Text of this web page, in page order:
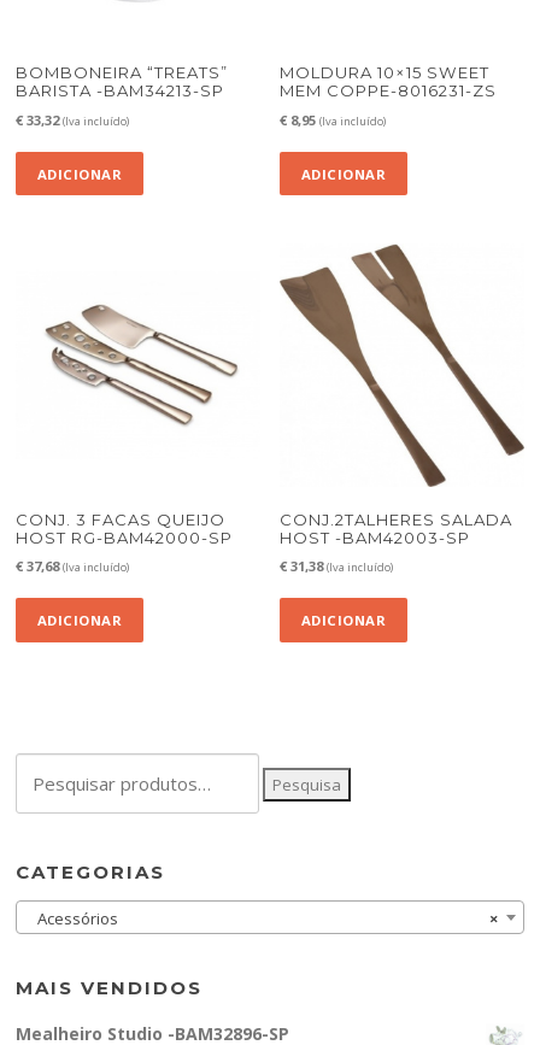
BOMBONEIRA “TREATS”
BARISTA -BAM34213-SP
€ 33,32 (Iva incluído)
ADICIONAR
MOLDURA 10×15 SWEET
MEM COPPE-8016231-ZS
€ 8,95 (Iva incluído)
ADICIONAR
CONJ. 3 FACAS QUEIJO
HOST RG-BAM42000-SP
€ 37,68 (Iva incluído)
ADICIONAR
CONJ.2TALHERES SALADA
HOST -BAM42003-SP
€ 31,38 (Iva incluído)
ADICIONAR
por:
Pesquisa
CATEGORIAS
×
Acessórios
MAIS VENDIDOS
Mealheiro Studio -BAM32896-SP